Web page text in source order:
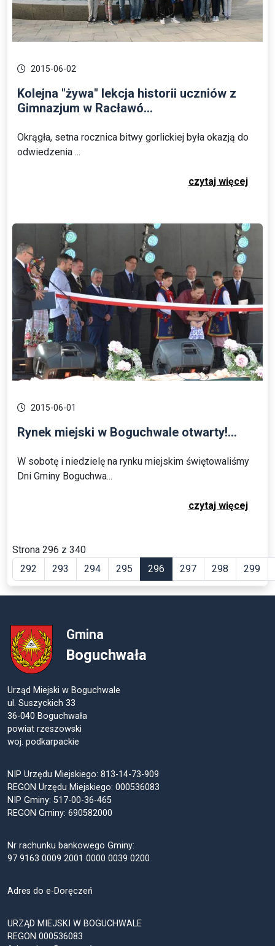
2015-06-02
Kolejna "żywa" lekcja historii uczniów z
Gimnazjum w Racławó...
Okrągła, setna rocznica bitwy gorlickiej była okazją do
odwiedzenia ...
czytaj więcej
2015-06-01
Rynek miejski w Boguchwale otwarty!...
W sobotę i niedzielę na rynku miejskim świętowaliśmy
Dni Gminy Boguchwa...
czytaj więcej
Strona 296 z 340
292
293 294 295 296 297 298 299
Gmina
Boguchwała
Urząd Miejski w Boguchwale
ul. Suszyckich 33
36-040 Boguchwała
powiat rzeszowski
woj. podkarpackie
NIP Urzędu Miejskiego: 813-14-73-909
REGON Urzędu Miejskiego: 000536083
NIP Gminy: 517-00-36-465
REGON Gminy: 690582000
Nr rachunku bankowego Gminy:
97 9163 0009 2001 0000 0039 0200
Adres do e-Doręczeń
URZĄD MIEJSKI W BOGUCHWALE
REGON 000536083